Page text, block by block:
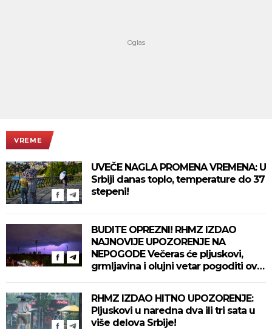
VREME
UVEČE NAGLA PROMENA VREMENA: U
Srbiji danas toplo, temperature do 37
stepeni!
BUDITE OPREZNI! RHMZ IZDAO
NAJNOVIJE UPOZORENJE NA
NEPOGODE Večeras će pljuskovi,
grmljavina i olujni vetar pogoditi ove
RHMZ IZDAO HITNO UPOZORENJE:
Pljuskovi u naredna dva ili tri sata u
više delova Srbije!